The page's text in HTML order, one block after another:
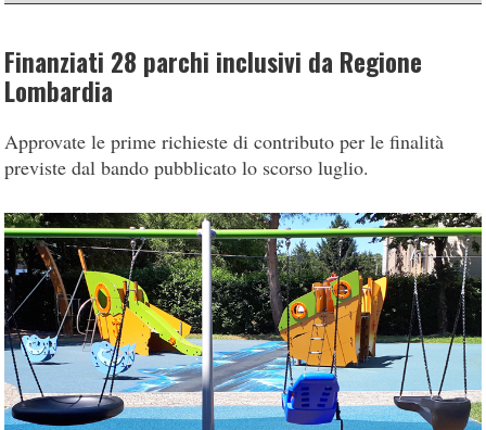
Finanziati 28 parchi inclusivi da Regione
Lombardia
Approvate le prime richieste di contributo per le finalità
previste dal bando pubblicato lo scorso luglio.